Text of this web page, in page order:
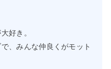
好き。
、みんな仲良くがモット